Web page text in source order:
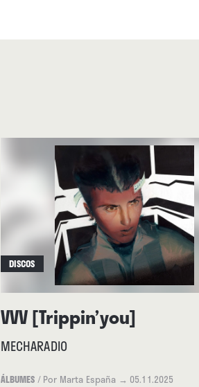
y arreglos vocales. Los otros
manera algo más mutante
easy listening de los extraños
evadirse de las presiones e
generó las mejores músicas
enriquecido en Brasil, Japón y
DISCOS
VVV [Trippin’you]
MECHARADIO
ÁLBUMES / Por Marta España → 05.11.2025